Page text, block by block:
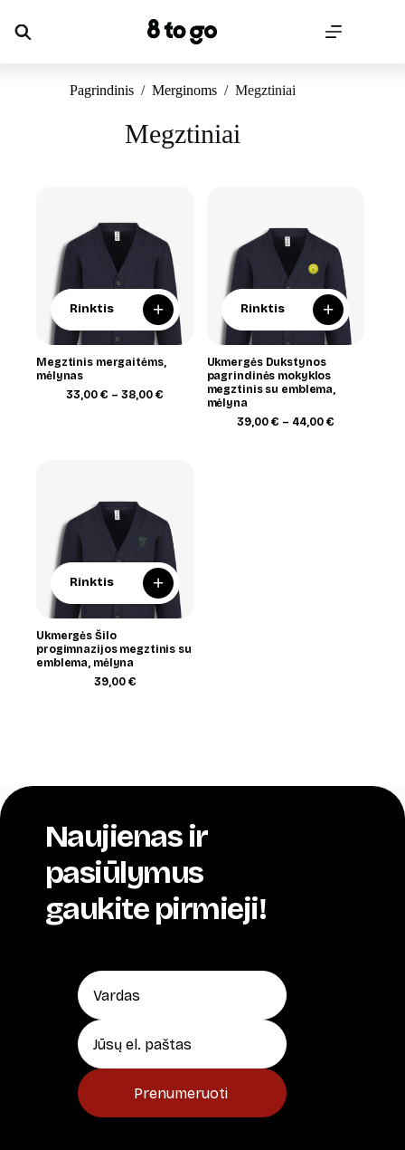
content
Pagrindinis / Merginoms / Megztiniai
Megztiniai
Rinktis +
Megztinis mergaitėms,
mėlynas
33,00€ – 38,00€
Rinktis +
Ukmergės Dukstynos
pagrindinės mokyklos
megztinis su emblema,
mėlyna
39,00 € – 44,00 €Price
Rinktis +
Ukmergės Šilo
progimnazijos megztinis su
emblema, mėlyna
39,00 €
Naujienas ir
pasiūlymus
gaukite pirmieji!
Prenumeruoti